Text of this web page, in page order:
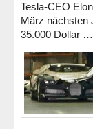
Tesla-CEO
März nächsten
35.000 Dollar …